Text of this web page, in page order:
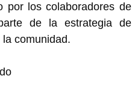
por los colaboradores de
de la estrategia de
comunidad.